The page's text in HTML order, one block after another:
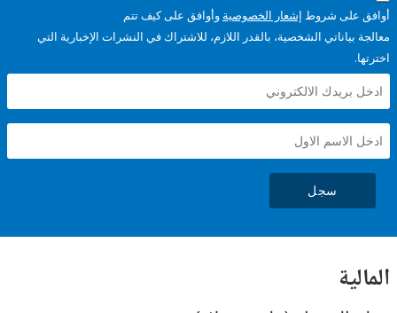
شروطإشعار الخصوصيةوأوافق على كيف تتم
الشخصية، بالقدر اللازم، للاشتراك في النشرات الإخبارية التي